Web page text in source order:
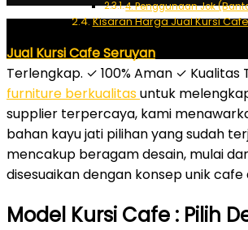
4. Penggunaan Jok
Kisaran Harga Jual Kursi
Jual Kursi Cafe Seruyan
Terlengkap. ✓ 100% Aman ✓
furniture berkualitasuntuk
supplier terpercaya, kami
bahan kayu jati pilihan yang sudah
mencakup beragam desain, mulai
disesuaikan dengan konsep unik
Model Kursi Cafe : Pilih